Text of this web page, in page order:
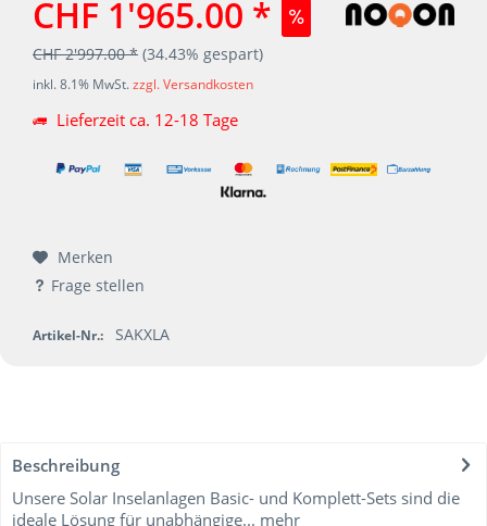
CHF 1'965.00 *
CHF 2'997.00 * (34.43% gespart)
inkl. 8.1% MwSt.zzgl. Versandkosten
Lieferzeit ca. 12-18 Tage
Merken
Frage stellen
Artikel-Nr.: SAKXLA
Beschreibung
Unsere Solar Inselanlagen Basic- und Komplett-Sets sind die
ideale Lösung für unabhängige... mehr